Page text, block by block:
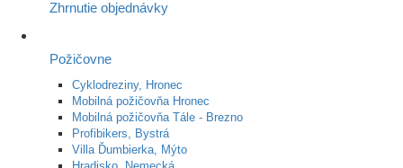
Zhrnutie objednávky
Požičovne
Cyklodreziny, Hronec
Mobilná požičovňa Hronec
Mobilná požičovňa Tále - Brezno
Profibikers, Bystrá
Villa Ďumbierka, Mýto